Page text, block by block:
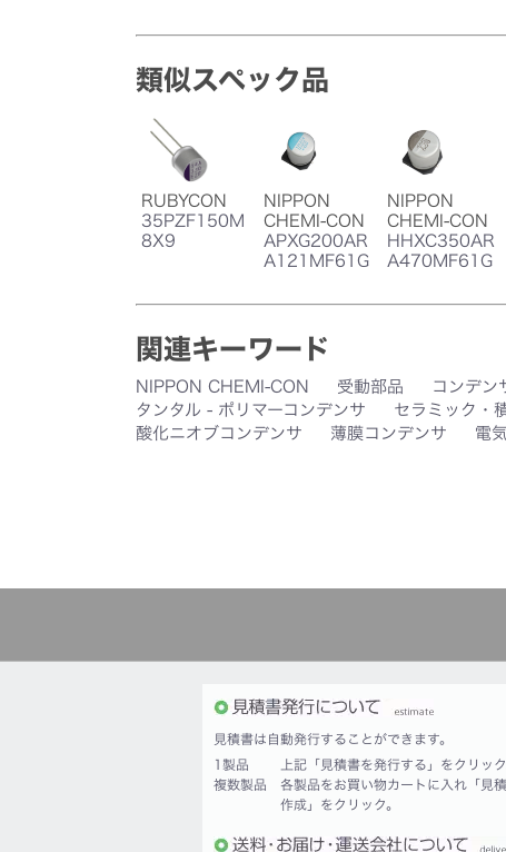
類似スペック品
RUBYCON
35PZF150M
8X9
NIPPON
CHEMI-CON
APXG200AR
A121MF61G
NIPPON
CHEMI-CON
HHXC350AR
A470MF61G
関連キーワード
NIPPON CHEMI-CON 受動部品 コンデン
タンタル - ポリマーコンデンサ
セラミック・
酸化ニオブコンデンサ
薄膜コンデンサ 電
見積書は自動発行することができます。
1製品
上記「見積書を発行する」をクリック
複数製品
各製品をお買い物カートに入れ「見
作成」をクリック。